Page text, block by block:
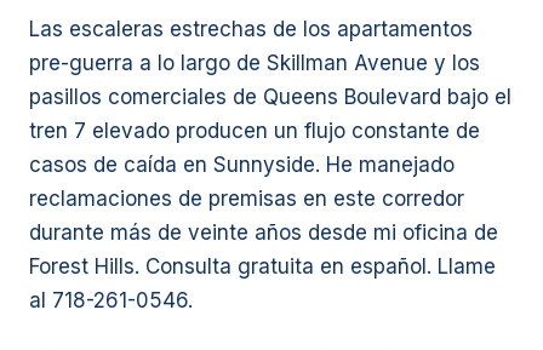
Las escaleras estrechas de los apartamentos
pre-guerra a lo largo de Skillman Avenue y los
pasillos comerciales de Queens Boulevard bajo el
tren 7 elevado producen un flujo constante de
casos de caída en Sunnyside. He manejado
reclamaciones de premisas en este corredor
durante más de veinte años desde mi oficina de
Forest Hills. Consulta gratuita en español. Llame
al 718-261-0546.